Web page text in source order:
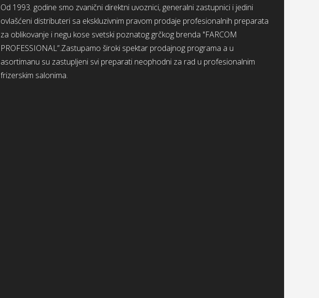
Od 1993. godine smo zvanični direktni uvoznici, generalni zastupnici i jedini
ovlašćeni distributeri sa ekskluzivnim pravom prodaje profesionalnih preparata
za oblikovanje i negu kose svetski poznatog grčkog brenda "FARCOM
PROFESSIONAL”.Zastupamo široki spektar prodajnog programa a u
asortimanu su zastupljeni svi preparati neophodni za rad u profesionalnim
frizerskim salonima.